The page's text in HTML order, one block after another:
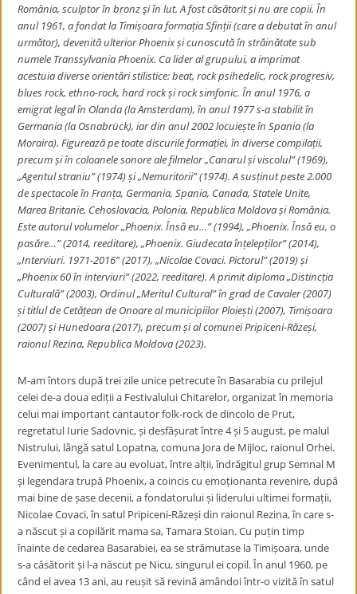
România, sculptor în bronz şi în lut. A fost căsătorit și nu are copii. În
anul 1961, a fondat la Timișoara formația Sfinții (care a debutat în anul
următor), devenită ulterior Phoenix și cunoscută în străinătate sub
numele Transsylvania Phoenix. Ca lider al grupului, a imprimat
acestuia diverse orientări stilistice: beat, rock psihedelic, rock progresiv,
blues rock, ethno-rock, hard rock și rock simfonic. În anul 1976, a
emigrat legal în Olanda (la Amsterdam), în anul 1977 s-a stabilit în
Germania (la Osnabrück), iar din anul 2002 locuiește în Spania (la
Moraira). Figurează pe toate discurile formației, în diverse compilații,
precum și în coloanele sonore ale filmelor „Canarul și viscolul” (1969),
„Agentul straniu” (1974) și „Nemuritorii” (1974). A susținut peste 2.000
de spectacole în Franța, Germania, Spania, Canada, Statele Unite,
Marea Britanie, Cehoslovacia, Polonia, Republica Moldova și România.
Este autorul volumelor „Phoenix. Însă eu…” (1994), „Phoenix. Însă eu, o
pasăre…” (2014, reeditare), „Phoenix. Giudecata înțelepților” (2014),
„Interviuri. 1971-2016” (2017), „Nicolae Covaci. Pictorul” (2019) și
„Phoenix 60 în interviuri” (2022, reeditare). A primit diploma „Distincția
Culturală” (2003), Ordinul „Meritul Cultural” în grad de Cavaler (2007)
și titlul de Cetățean de Onoare al municipiilor Ploiești (2007), Timișoara
(2007) și Hunedoara (2017), precum și al comunei Pripiceni-Răzeși,
raionul Rezina, Republica Moldova (2023).
M-am întors după trei zile unice petrecute în Basarabia cu prilejul
celei de-a doua ediții a Festivalului Chitarelor, organizat în memoria
celui mai important cantautor folk-rock de dincolo de Prut,
regretatul Iurie Sadovnic, și desfășurat între 4 și 5 august, pe malul
Nistrului, lângă satul Lopatna, comuna Jora de Mijloc, raionul Orhei.
Evenimentul, la care au evoluat, între alții, îndrăgitul grup Semnal M
și legendara trupă Phoenix, a coincis cu emoționanta revenire, după
mai bine de șase decenii, a fondatorului și liderului ultimei formații,
Nicolae Covaci, în satul Pripiceni-Răzeși din raionul Rezina, în care s-
a născut și a copilărit mama sa, Tamara Stoian. Cu puțin timp
înainte de cedarea Basarabiei, ea se strămutase la Timișoara, unde
s-a căsătorit și l-a născut pe Nicu, singurul ei copil. În anul 1960, pe
când el avea 13 ani, au reușit să revină amândoi într-o vizită în satul